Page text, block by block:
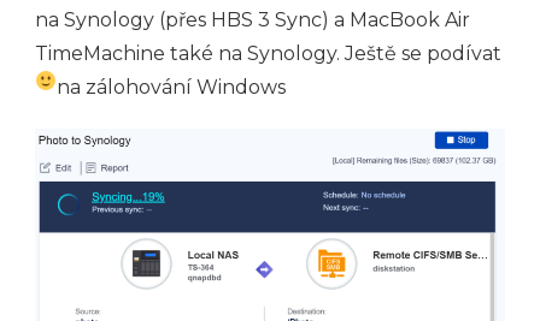
na Synology (přes HBS 3 Sync) a MacBook Air
TimeMachine také na Synology. Ještě se podívat
na zálohování Windows